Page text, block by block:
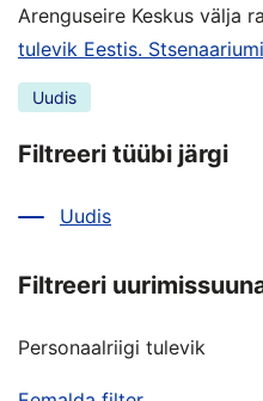
Arenguseire Keskus välja
tulevik Eestis.
Uudis
Filtreeri tüübi järgi
Uudis
Filtreeri
Personaalriigi tulevik